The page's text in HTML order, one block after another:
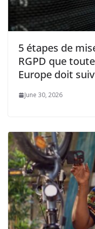
5 étapes de
RGPD que
Europe doit
June 30, 2026